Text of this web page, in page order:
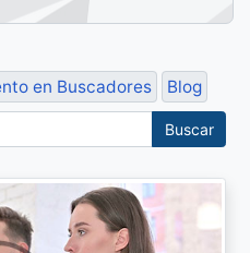
en Buscadores Blog
Buscar